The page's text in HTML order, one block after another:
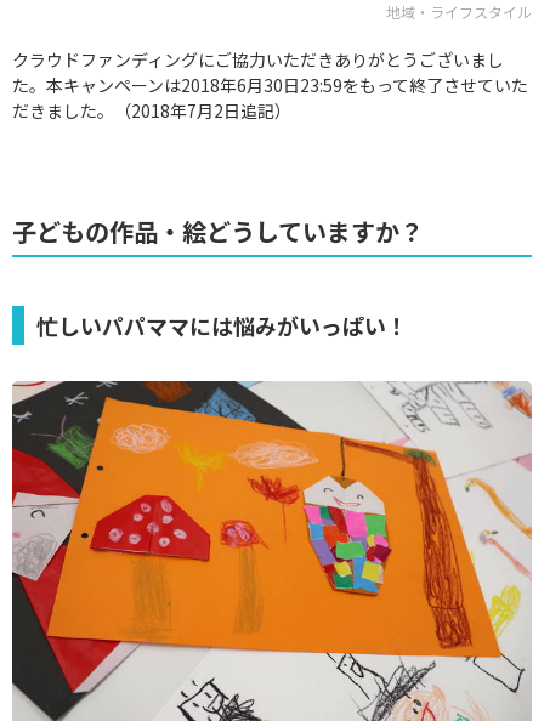
地域・ライフスタイル
クラウドファンディングにご協力いただきありがとうございまし
た。本キャンペーンは2018年6月30日23:59をもって終了させていた
だきました。（2018年7月2日追記）
子どもの作品・絵どうしていますか？
忙しいパパママには悩みがいっぱい！